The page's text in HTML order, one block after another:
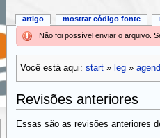
Não foi possível enviar o arquivo.
Você está aqui: start» leg»
Revisões anteriores
Essas são as revisões anteriores
artigo mostrar código fonte